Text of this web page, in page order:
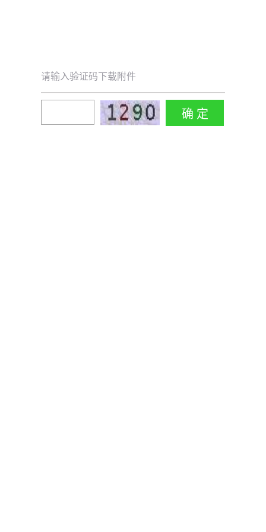
请输入验证码下载附件